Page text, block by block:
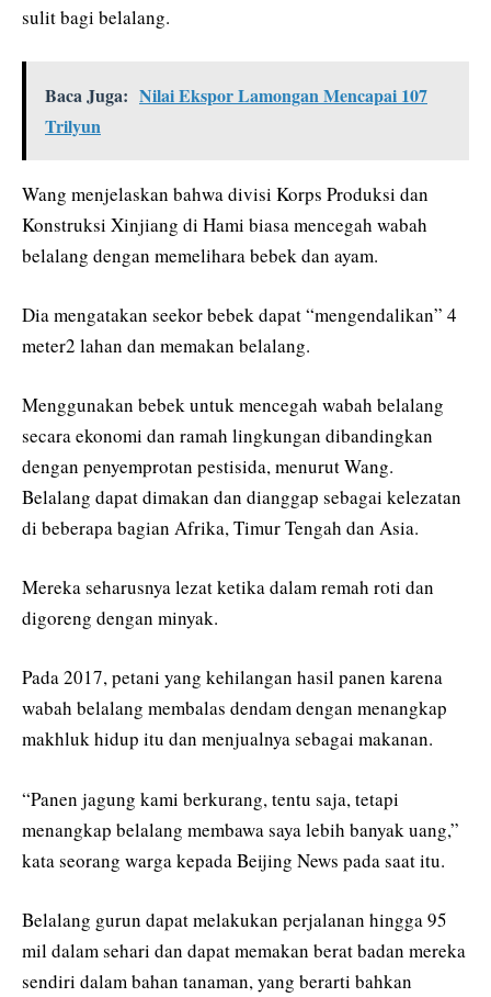
sulit bagi belalang.
Baca Juga: Nilai Ekspor Lamongan Mencapai 107
Trilyun
Wang menjelaskan bahwa divisi Korps Produksi dan
Konstruksi Xinjiang di Hami biasa mencegah wabah
belalang dengan memelihara bebek dan ayam.
Dia mengatakan seekor bebek dapat “mengendalikan” 4
meter2 lahan dan memakan belalang.
Menggunakan bebek untuk mencegah wabah belalang
secara ekonomi dan ramah lingkungan dibandingkan
dengan penyemprotan pestisida, menurut Wang.
Belalang dapat dimakan dan dianggap sebagai kelezatan
di beberapa bagian Afrika, Timur Tengah dan Asia.
Mereka seharusnya lezat ketika dalam remah roti dan
digoreng dengan minyak.
Pada 2017, petani yang kehilangan hasil panen karena
wabah belalang membalas dendam dengan menangkap
makhluk hidup itu dan menjualnya sebagai makanan.
“Panen jagung kami berkurang, tentu saja, tetapi
menangkap belalang membawa saya lebih banyak uang,”
kata seorang warga kepada Beijing News pada saat itu.
Belalang gurun dapat melakukan perjalanan hingga 95
mil dalam sehari dan dapat memakan berat badan mereka
sendiri dalam bahan tanaman, yang berarti bahkan